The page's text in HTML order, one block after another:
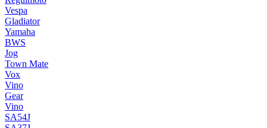
Vespa
Gladiator
Yamaha
BWS
Jog
Town Mate
Vox
Vino
Gear
Vino
SA54J